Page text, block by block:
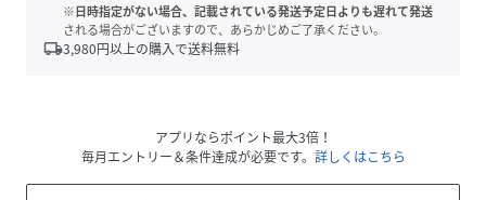
※日時指定がない場合、記載されている発送予定日よりも遅れて発送
される場合がございますので、あらかじめご了承ください。
local_shipping3,980円以上の購入で送料無料
アプリならポイント最大3倍！
毎月エントリー＆条件達成が必要です。 詳しくはこちら